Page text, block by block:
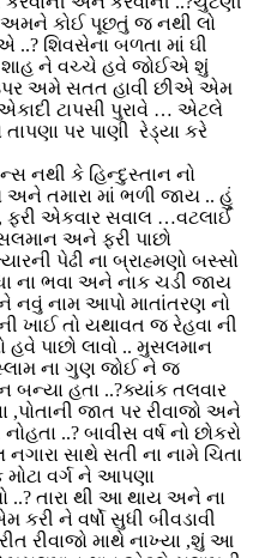
કોઈ પૂછતું જ નથી લો
શિવસેના બળતા માં ઘી
શાહ ને વચ્ચે હવે જોઈએ શું
અમે સતત હાવી છીએ એમ
એકાદી ટાપસી પુરાવે … એટલે
પર પાણી રેડ્યા કરે
નથી કે હિન્દુસ્તાન નો
તમારા માં ભળી જાય .. હું
એકવાર સવાલ …વટલાઈ
અને ફરી પાછો
પેઢી ના બ્રાહ્મણો બસ્સો
ના ભવા અને નાક ચડી જાય
નવું નામ આપો માતાંતરણ નો
ખાઈ તો યથાવત જ રેહવા ની
પાછો લાવો .. મુસલમાન
ના ગુણ જોઈ ને જ
બન્યા હતા ..?ક્યાંક તલવાર
,પોતાની જાત પર રીવાજો અને
..? બાવીસ વર્ષ નો છોકરો
નગારા સાથે સતી ના નામે ચિતા
વર્ગ ને આપણા
..? તારા થી આ થાય અને ના
ને વર્ષો સુધી બીવડાવી
રીવાજો માથે નાખ્યા ,શું આ